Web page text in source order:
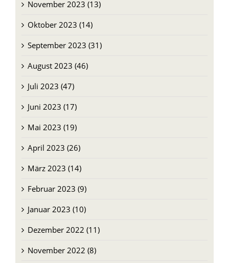
November 2023 (13)
Oktober 2023 (14)
September 2023 (31)
August 2023 (46)
Juli 2023 (47)
Juni 2023 (17)
Mai 2023 (19)
April 2023 (26)
März 2023 (14)
Februar 2023 (9)
Januar 2023 (10)
Dezember 2022 (11)
November 2022 (8)